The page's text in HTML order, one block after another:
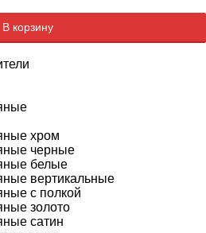
В корзину
хром
черные
белые
вертикальные
с полкой
золото
сатин